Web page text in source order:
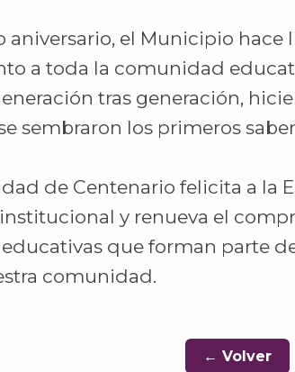
aniversario, el Municipio hace
a toda la comunidad
tras generación,
sembraron los primeros
de Centenario felicita a la
y renueva el
que forman parte
comunidad.
← Volver